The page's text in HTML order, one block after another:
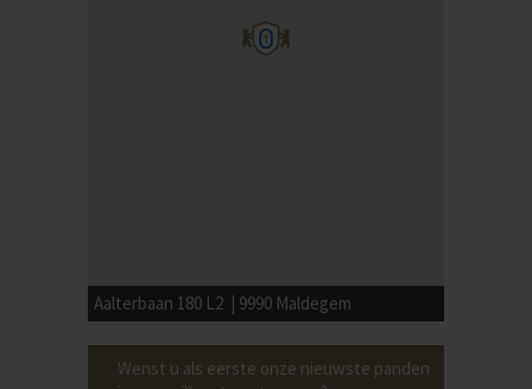
Aalterbaan 180 L2 | 9990 Maldegem
Wenst u als eerste onze nieuwste panden